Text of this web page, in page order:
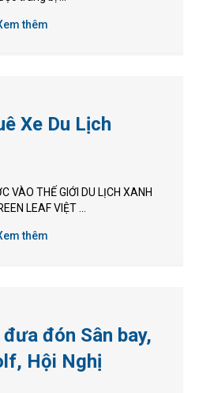
thêm
Xe Du Lịch
VÀO THẾ GIỚI DU LỊCH XANH
LEAF VIỆT ...
thêm
đón Sân bay,
Hội Nghị